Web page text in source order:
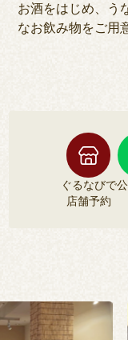
お酒をはじめ、う
なお飲み物をご用
ぐるなびで
店舗予約